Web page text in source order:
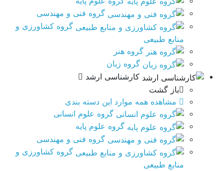
گروه فنی و مهندسی
گروه کشاورزی و
منابع طبیعی
گروه هنر
گروه زبان
کارشناسی ارشد
باز گشت
مشاهده همه موارد این دسته بندی
گروه علوم انسانی
گروه علوم پایه
گروه فنی و مهندسی
گروه کشاورزی و
منابع طبیعی